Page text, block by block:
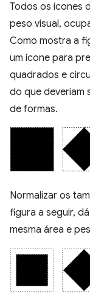
Todos os ícones
peso visual,
Como mostra a
um ícone para
quadrados e
do que deveriam
de formas.
Normalizar os
figura a seguir,
mesma área e